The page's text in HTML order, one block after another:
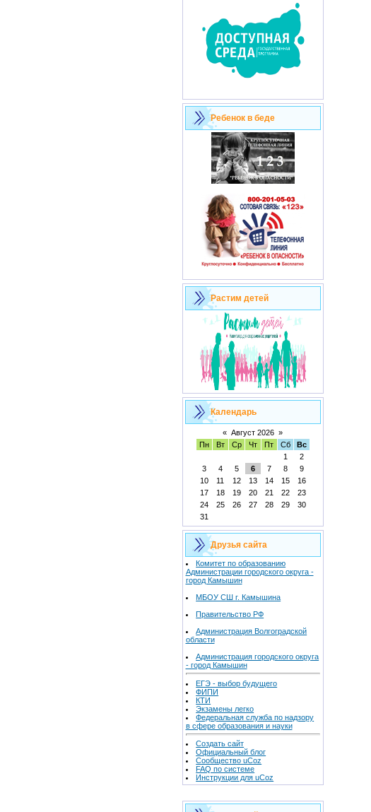
Ребенок в беде
Растим детей
Календарь
« Август 2026 »
Пн
Вт Ср Чт Пт Сб
Вс
1
2
3
4 5 6 7 8
9
10
11 12 13 14 15
16
17
18 19 20 21 22
23
24
25 26 27 28 29
30
31
Друзья сайта
Комитет по образованию
Администрации городского округа -
город Камышин
МБОУ СШ г. Камышина
Правительство РФ
Администрация Волгоградской
области
Администрация городского округа
- город Камышин
ЕГЭ - выбор будущего
ФИПИ
КТИ
Экзамены легко
Федеральная служба по надзору
в сфере образования и науки
Создать сайт
Официальный блог
Сообщество uCoz
FAQ по системе
Инструкции для uCoz